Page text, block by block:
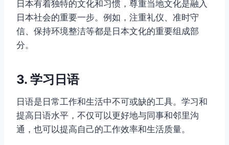
日本有着独特的文化和习惯，尊重当地文化是融入
日本社会的重要一步。例如，注重礼仪、准时守
信、保持环境整洁等都是日本文化的重要组成部
分。
3. 学习日语
日语是日常工作和生活中不可或缺的工具。学习和
提高日语水平，不仅可以更好地与同事和邻里沟
通，也可以提高自己的工作效率和生活质量。